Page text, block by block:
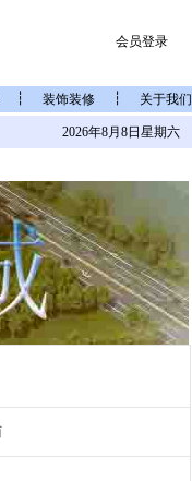
会员登录
┆ 装饰装修 ┆ 关于我们
2026年8月8日星期六